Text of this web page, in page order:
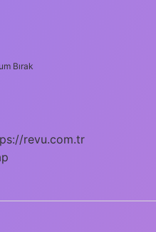
Bırak
revu.com.tr